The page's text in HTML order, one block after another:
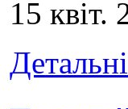
15 квіт.